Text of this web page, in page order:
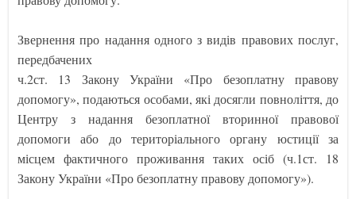
Звернення про надання одного з видів правових послуг,
передбачених
ч.2ст. 13 Закону України «Про безоплатну правову
допомогу», подаються особами, які досягли повноліття, до
Центру з надання безоплатної вторинної правової
допомоги або до територіального органу юстиції за
місцем фактичного проживання таких осіб (ч.1ст. 18
Закону України «Про безоплатну правову допомогу»).